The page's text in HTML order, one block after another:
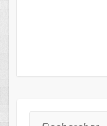
o
n
Rechercher